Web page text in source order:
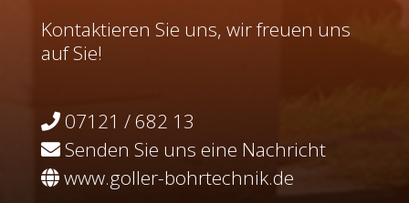
Kontaktieren Sie uns, wir freuen uns
auf Sie!
07121 / 682 13
Senden Sie uns eine Nachricht
www.goller-bohrtechnik.de